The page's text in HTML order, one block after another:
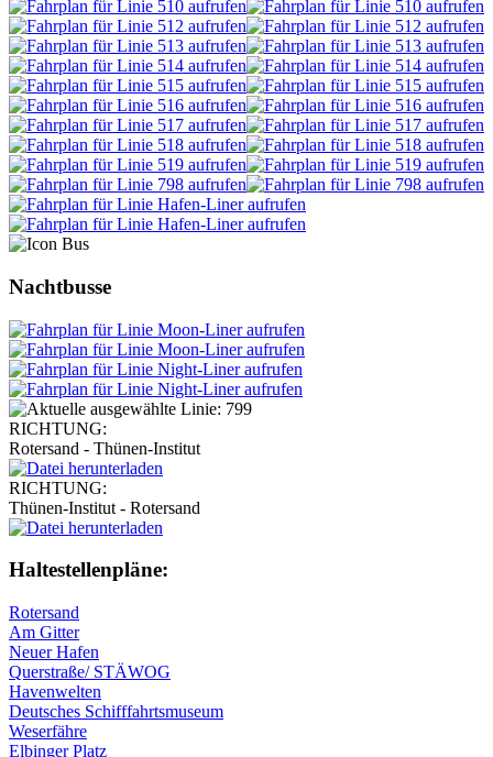
Nachtbusse
RICHTUNG:
Rotersand - Thünen-Institut
RICHTUNG:
Thünen-Institut - Rotersand
Haltestellen­pläne:
Rotersand
Am Gitter
Neuer Hafen
Querstraße/ STÄWOG
Havenwelten
Deutsches Schifffahrtsmuseum
Weserfähre
Elbinger Platz